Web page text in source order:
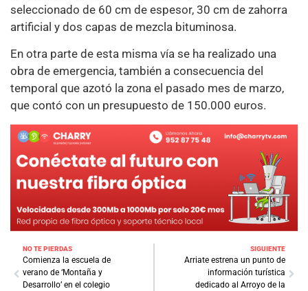
seleccionado de 60 cm de espesor, 30 cm de zahorra
artificial y dos capas de mezcla bituminosa.
En otra parte de esta misma vía se ha realizado una
obra de emergencia, también a consecuencia del
temporal que azotó la zona el pasado mes de marzo,
que contó con un presupuesto de 150.000 euros.
NO TE PIERDAS
Comienza la escuela de
verano de ‘Montaña y
Desarrollo’ en el colegio
SIGUIENTE
Arriate estrena un punto de
información turística
dedicado al Arroyo de la